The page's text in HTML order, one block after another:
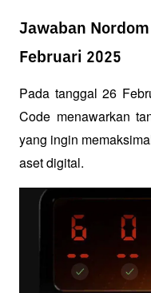
Jawaban Nordom
Februari 2025
Pada tanggal 26
Code menawarkan
yang ingin
aset digital.